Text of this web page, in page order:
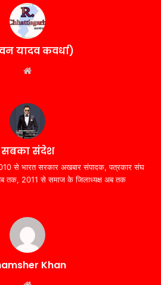
यादव कवर्धा)
सबका संदेश
से भारत सरकार अखबार संपादक, पत्रकार संघ
तक, 2011 से समाज के जिलाध्यक्ष अब तक
Khan